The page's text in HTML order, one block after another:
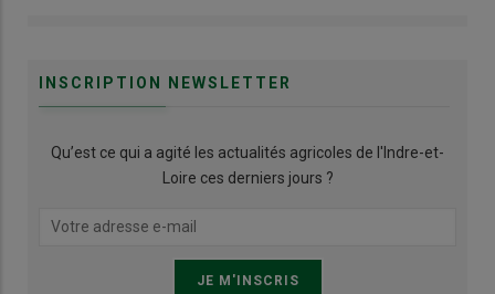
INSCRIPTION NEWSLETTER
Qu’est ce qui a agité les actualités agricoles de l'Indre-et-
Loire ces derniers jours ?